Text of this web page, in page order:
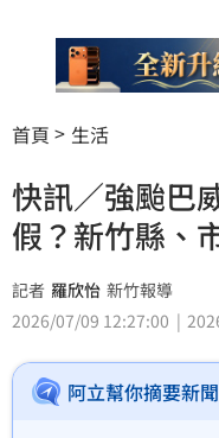
首頁 生活
快訊／強颱巴
假？新竹縣、
記者 羅欣怡 新竹報導
2026/07/09 12:27:00
阿立幫你摘要新